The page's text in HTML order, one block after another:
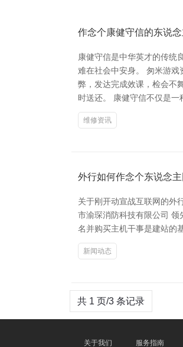
作念个康健守信的东说
康健守信是中华英才的传统
难在社会中安身。 匆米游
弊，发达完成效课，检会不
时送还。 康健守信不仅是一
维修资讯
外行如何作念个东说念
关于刚开动宣战互联网的外
市渝琛消防科技有限公司
名并购买主机干事是建站的
新闻动态
共 1 页/3 条记录
关于我们 服务指南